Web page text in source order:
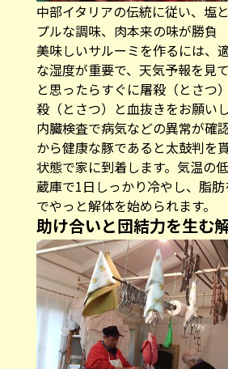
中部イタリアの伝統に従い、塩
プルな調味、肉本来の味が勝負
美味しいサルーミを作るには、
な湿度が重要で、天気予報を見
と思ったらすぐに屠殺（とさつ
殺（とさつ）と血抜きをお願いし
内臓検査で病気などの異常が確
から健康な豚であると太鼓判を
状態で家に到着します。気温の
蔵庫で1日しっかり冷やし、脂
でやっと解体を始められます。
助け合いと団結力を生む